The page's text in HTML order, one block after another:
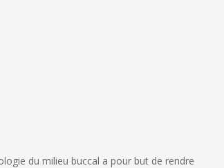
du milieu buccal a pour but de rendre